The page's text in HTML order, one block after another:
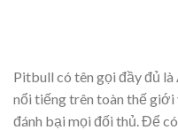
Pitbull có tên gọi đầy đủ
nổi tiếng trên toàn thế giới
đánh bại mọi đối thủ. Để